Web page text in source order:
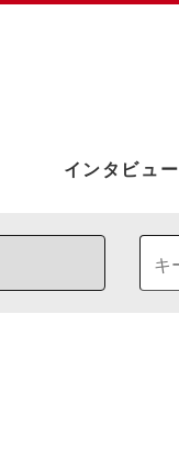
インタビュー